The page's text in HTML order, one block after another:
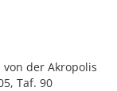
von der Akropolis
Taf. 90